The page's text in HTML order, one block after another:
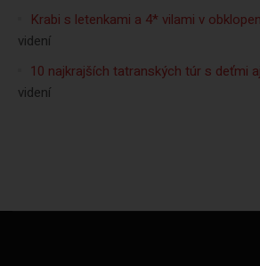
Krabi s letenkami a 4* vilami v
videní
10 najkrajších tatranských túr s deťmi
videní